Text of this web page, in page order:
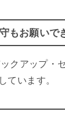
もお願いで
クアップ・
ています。